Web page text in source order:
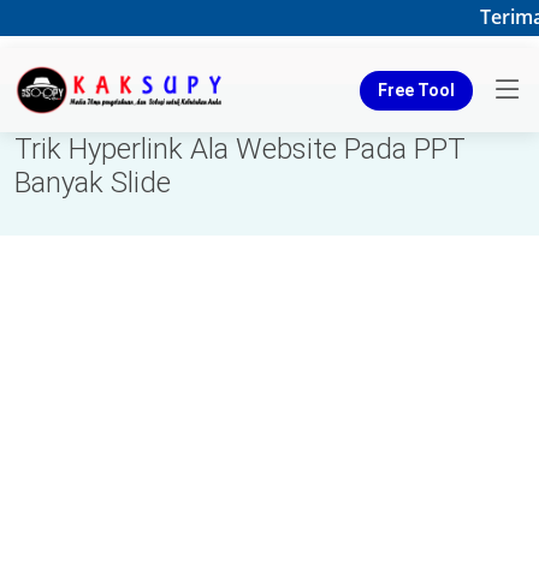
Free Tool
Trik Hyperlink Ala Website Pada PPT
Banyak Slide